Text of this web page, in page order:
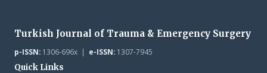
Turkish Journal of Trauma & Emergency Surgery
p-ISSN:1306-696x | e-ISSN:1307-7945
Quick Links